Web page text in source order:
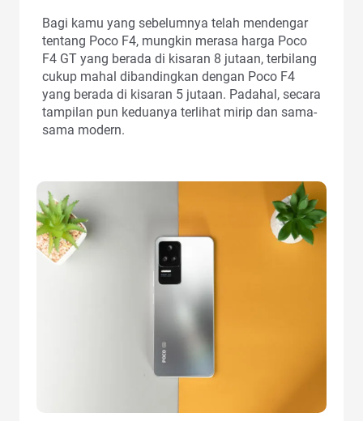
Bagi kamu yang sebelumnya telah mendengar
tentang Poco F4, mungkin merasa harga Poco
F4 GT yang berada di kisaran 8 jutaan, terbilang
cukup mahal dibandingkan dengan Poco F4
yang berada di kisaran 5 jutaan. Padahal, secara
tampilan pun keduanya terlihat mirip dan sama-
sama modern.